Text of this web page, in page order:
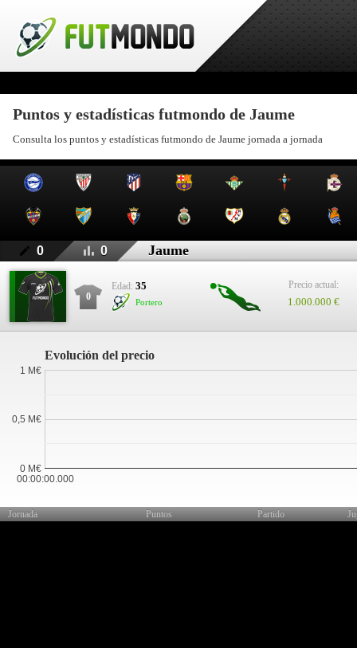
Puntos y estadísticas futmondo de Jaume
Consulta los puntos y estadísticas futmondo de Jaume jornada a jornada
0 0 Jaume
0
Edad: 35
Portero
Precio actual:
1.000.000 €
Evolución del precio
00:00:00.000
0 M€
0,5 M€
1 M€
Jornada Puntos Partido